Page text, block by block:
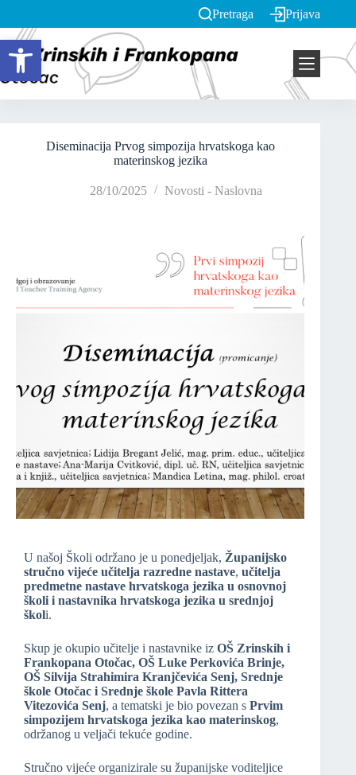
Open toolbar
Pretraga Prijava
Diseminacija Prvog simpozija hrvatskoga kao
materinskog jezika
28/10/2025 Novosti - Naslovna
U našoj Školi održano je u ponedjeljak, Županijsko
stručno vijeće učitelja razredne nastave, učitelja
predmetne nastave hrvatskoga jezika u osnovnoj
školi i nastavnika hrvatskoga jezika u srednjoj
školi.
Skup je okupio učitelje i nastavnike iz OŠ Zrinskih i
Frankopana Otočac, OŠ Luke Perkovića Brinje,
OŠ Silvija Strahimira Kranjčevića Senj, Srednje
škole Otočac i Srednje škole Pavla Rittera
Vitezovića Senj, a tematski je bio povezan s Prvim
simpozijem hrvatskoga jezika kao materinskog,
održanog u veljači tekuće godine.
Stručno vijeće organizirale su županijske voditeljice